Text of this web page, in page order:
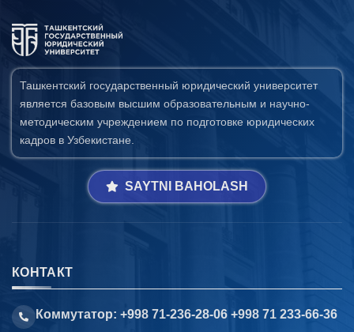
Ташкентский государственный юридический университет
является базовым высшим образовательным и научно-
методическим учреждением по подготовке юридических
кадров в Узбекистане.
SAYTNI BAHOLASH
КОНТАКТ
Коммутатор: +998 71-236-28-06 +998 71 233-66-36